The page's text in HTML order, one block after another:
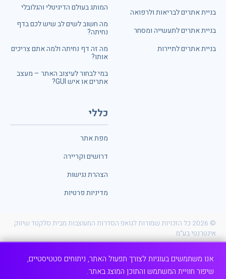
בניית אתרים לבריאות ולרפואה
בניית אתרים לתעשייה ומסחר
בניית אתרים לתיירות
המותג בעולם הדיגיטלי והגלובלי
מה חשוב לשים לב שיש לכם בדף
נחיתה?
מה זה דף נחיתה ולמה אתם צריכים
אותו?
במי לבחור לעיצוב האתר – מעצב
אתרים או איש GUI?
כללי
מפת אתר
דרושים וקריירה
הצהרת נגישות
מדיניות פרטיות
© 2026 כל הזכויות שמורות לגואפ הסדרות המעוצבות מבית סלקטד שיווק
אינטרנטי בע"מ
אנו משתמשים בעוגיות לצורך תפעול האתר, ניתוחים סטטיסטיים,
שיפור חוויית המשתמש והתוכן המוצג באתר.